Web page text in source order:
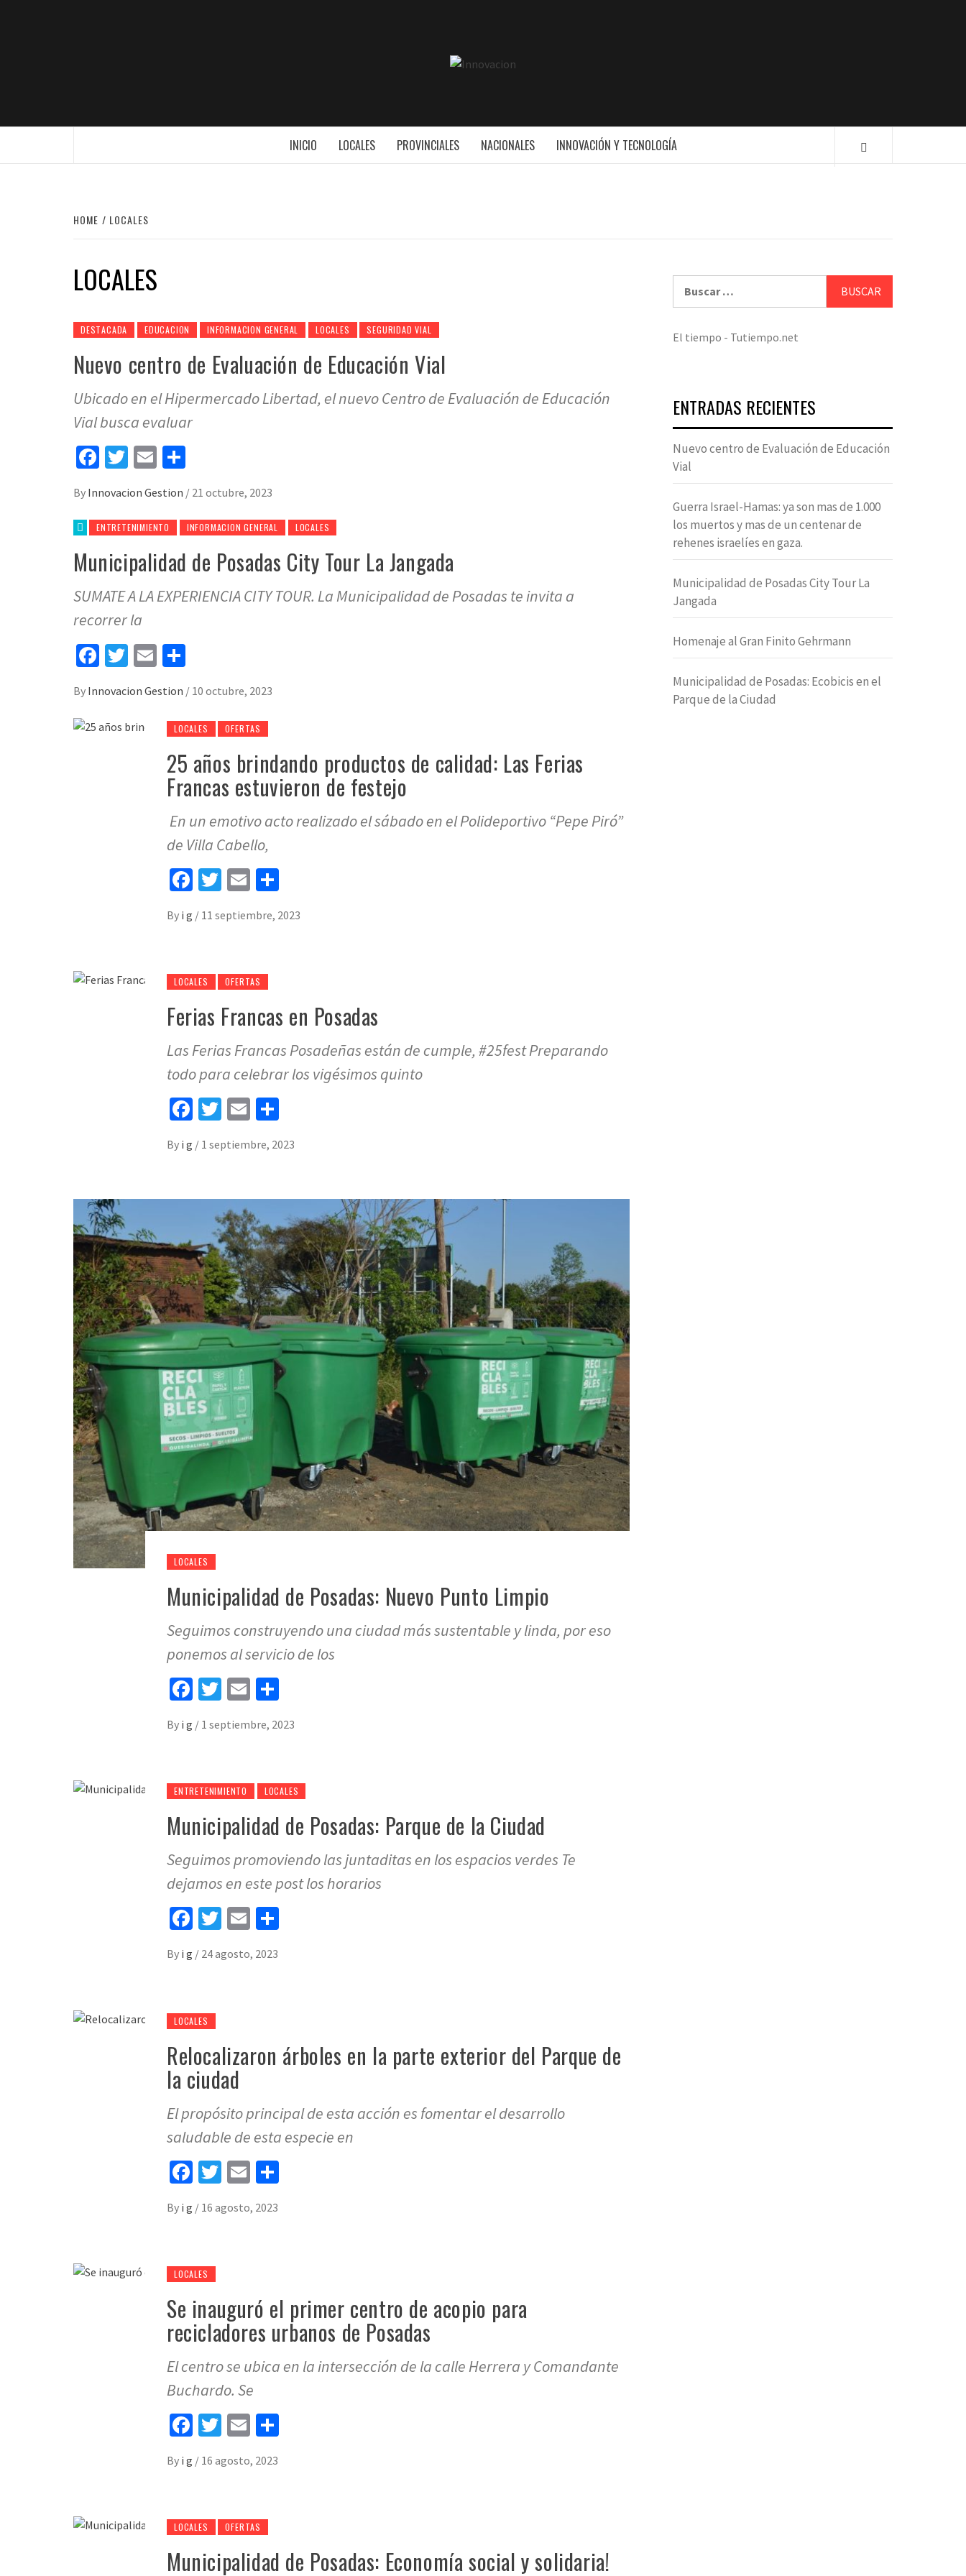
INICIO LOCALES PROVINCIALES NACIONALES INNOVACIÓN Y TECNOLOGÍA
HOME LOCALES
LOCALES
DESTACADA EDUCACION INFORMACION GENERAL LOCALES SEGURIDAD VIAL
Nuevo centro de Evaluación de Educación Vial
Ubicado en el Hipermercado Libertad, el nuevo Centro de Evaluación de Educación
Vial busca evaluar
Facebook
Twitter
Email
By Innovacion Gestion / 21 octubre, 2023
ENTRETENIMIENTO INFORMACION GENERAL LOCALES
Municipalidad de Posadas City Tour La Jangada
SUMATE A LA EXPERIENCIA CITY TOUR. La Municipalidad de Posadas te invita a
recorrer la
Facebook
Twitter
Email
By Innovacion Gestion / 10 octubre, 2023
LOCALES OFERTAS
25 años brindando productos de calidad: Las Ferias
Francas estuvieron de festejo
En un emotivo acto realizado el sábado en el Polideportivo “Pepe Piró”
de Villa Cabello,
Facebook
Twitter
Email
By i g / 11 septiembre, 2023
LOCALES OFERTAS
Ferias Francas en Posadas
Las Ferias Francas Posadeñas están de cumple, #25fest Preparando
todo para celebrar los vigésimos quinto
Facebook
Twitter
Email
By i g / 1 septiembre, 2023
LOCALES
Municipalidad de Posadas: Nuevo Punto Limpio
Seguimos construyendo una ciudad más sustentable y linda, por eso
ponemos al servicio de los
Facebook
Twitter
Email
By i g / 1 septiembre, 2023
ENTRETENIMIENTO LOCALES
Municipalidad de Posadas: Parque de la Ciudad
Seguimos promoviendo las juntaditas en los espacios verdes Te
dejamos en este post los horarios
Facebook
Twitter
Email
By i g / 24 agosto, 2023
LOCALES
Relocalizaron árboles en la parte exterior del Parque de
la ciudad
El propósito principal de esta acción es fomentar el desarrollo
saludable de esta especie en
Facebook
Twitter
Email
By i g / 16 agosto, 2023
LOCALES
Se inauguró el primer centro de acopio para
recicladores urbanos de Posadas
El centro se ubica en la intersección de la calle Herrera y Comandante
Buchardo. Se
Facebook
Twitter
Email
By i g / 16 agosto, 2023
LOCALES OFERTAS
Municipalidad de Posadas: Economía social y solidaria!
El tiempo - Tutiempo.net
ENTRADAS RECIENTES
Nuevo centro de Evaluación de Educación
Vial
Guerra Israel-Hamas: ya son mas de 1.000
los muertos y mas de un centenar de
rehenes israelíes en gaza.
Municipalidad de Posadas City Tour La
Jangada
Homenaje al Gran Finito Gehrmann
Municipalidad de Posadas: Ecobicis en el
Parque de la Ciudad